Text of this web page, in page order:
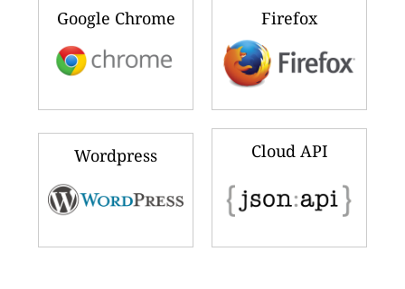
Google Chrome Firefox
Wordpress Cloud API